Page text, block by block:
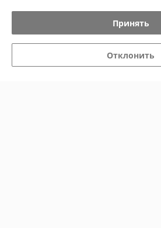
О нас
Контакты
Доставка и оплата
Принять
Отклонить